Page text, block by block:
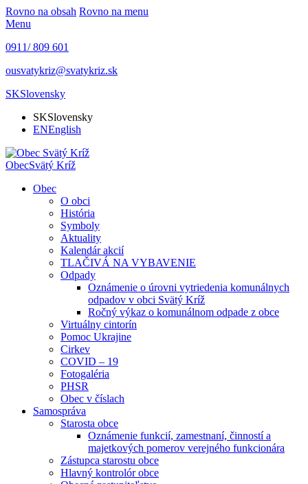
Rovno na obsah Rovno na menu
Menu
0911/ 809 601
ousvatykriz@svatykriz.sk
SKSlovensky
SKSlovensky
ENEnglish
ObecSvätý Kríž
Obec
O obci
História
Symboly
Aktuality
Kalendár akcií
TLAČIVÁ NA VYBAVENIE
Odpady
Oznámenie o úrovni vytriedenia komunálnych
odpadov v obci Svätý Kríž
Ročný výkaz o komunálnom odpade z obce
Virtuálny cintorín
Pomoc Ukrajine
Cirkev
COVID – 19
Fotogaléria
PHSR
Obec v číslach
Samospráva
Starosta obce
Oznámenie funkcií, zamestnaní, činností a
majetkových pomerov verejného funkcionára
Zástupca starostu obce
Hlavný kontrolór obce